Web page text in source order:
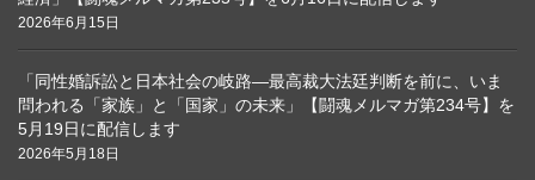
2026年6月15日
「同性婚訴訟と日本社会の岐路―最高裁大法廷判断を前に、いま
問われる「家族」と「国家」の未来」【闘魂メルマガ第234号】を
5月19日に配信します
2026年5月18日